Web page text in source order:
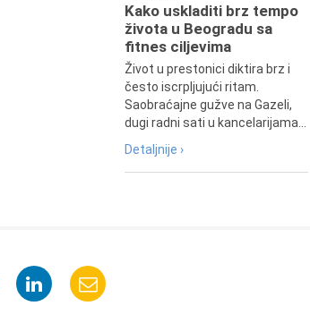
Kako uskladiti brz tempo
života u Beogradu sa
fitnes ciljevima
Život u prestonici diktira brz i
često iscrpljujući ritam.
Saobraćajne gužve na Gazeli,
dugi radni sati u kancelarijama...
Detaljnije ›